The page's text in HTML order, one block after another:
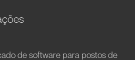
de software para postos de